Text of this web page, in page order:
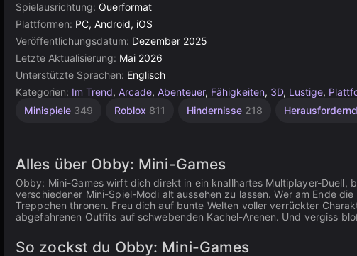
Spielausrichtung: Querformat
Plattformen: PC, Android, iOS
Veröffentlichungsdatum: Dezember 2025
Letzte Aktualisierung: Mai 2026
Unterstützte Sprachen: Englisch
Kategorien: Im Trend, Arcade, Abenteuer, Fähigkeiten, 3D, Lustige,
Minispiele 349 Roblox 811 Hindernisse 218 Herausfordernd
Timing
Spiele
112
Alles über Obby: Mini-Games
Obby: Mini-Games wirft dich direkt in ein knallhartes Multiplayer-Duell,
verschiedener Mini-Spiel-Modi alt aussehen zu lassen. Wer am Ende
Treppchen thronen. Freu dich auf bunte Welten voller verrückter
abgefahrenen Outfits auf schwebenden Kachel-Arenen. Und vergiss
So zockst du Obby: Mini-Games